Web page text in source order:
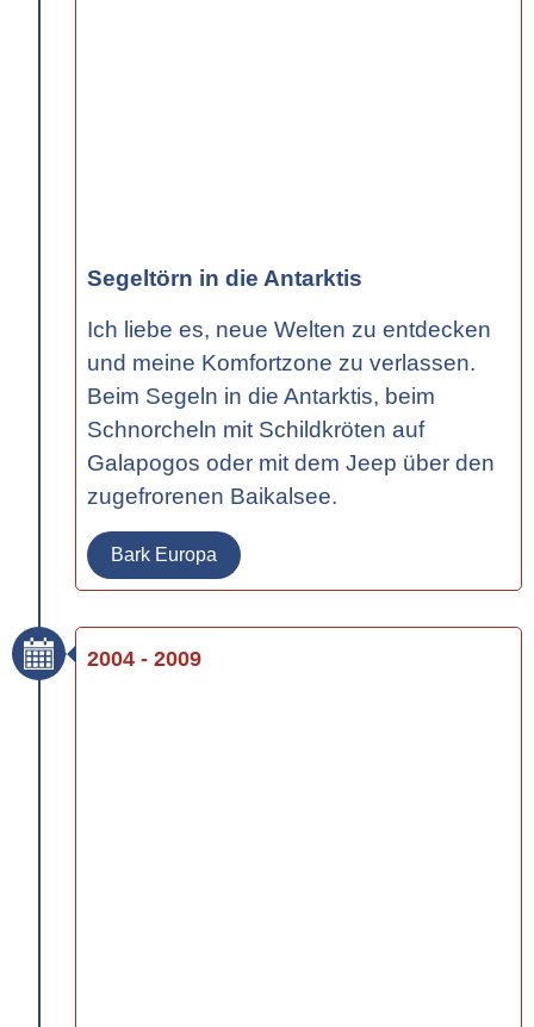
Segeltörn in die Antarktis
Ich liebe es, neue Welten zu entdecken
und meine Komfortzone zu verlassen.
Beim Segeln in die Antarktis, beim
Schnorcheln mit Schildkröten auf
Galapogos oder mit dem Jeep über den
zugefrorenen Baikalsee.
Bark Europa
2004 - 2009